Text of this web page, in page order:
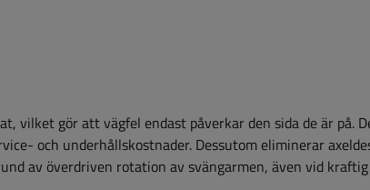
vilket gör att vägfel endast påverkar den sida de är på.
och underhållskostnader. Dessutom eliminerar
av överdriven rotation av svängarmen, även vid